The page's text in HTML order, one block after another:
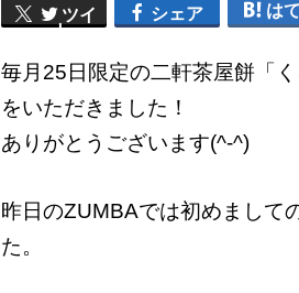
ツイ
ート
シェア は
毎月25日限定の二軒茶屋餅「
をいただきました！
ありがとうございます(^-^)
昨日のZUMBAでは初めまして
た。